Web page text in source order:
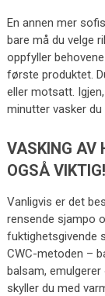
En annen mer
bare må du velge
oppfyller
første produktet.
eller motsatt.
minutter vasker du
VASKING AV
OGSÅ VIKTIG!
Vanligvis er det
rensende sjampo
fuktighetsgivende
CWC-metoden –
balsam,
skyller du med